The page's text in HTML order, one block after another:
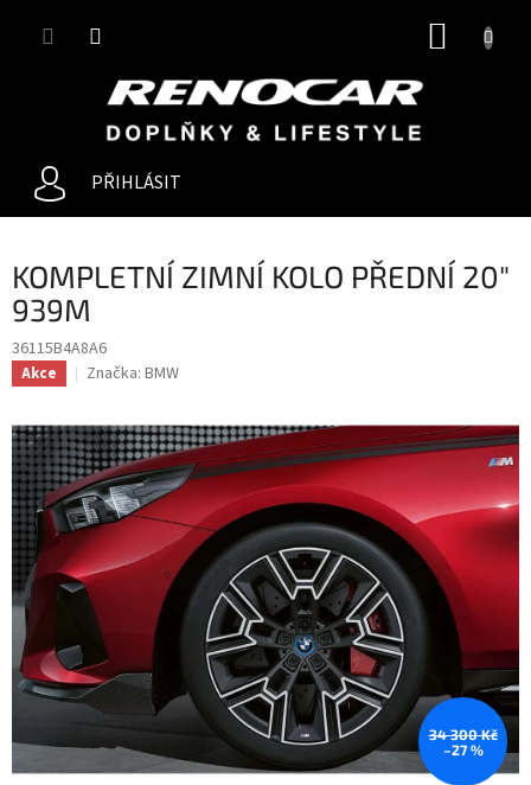
PŘIHLÁSIT
KOMPLETNÍ ZIMNÍ KOLO PŘEDNÍ 20"
939M
36115B4A8A6
Akce Značka: BMW
34 300 Kč
–27 %